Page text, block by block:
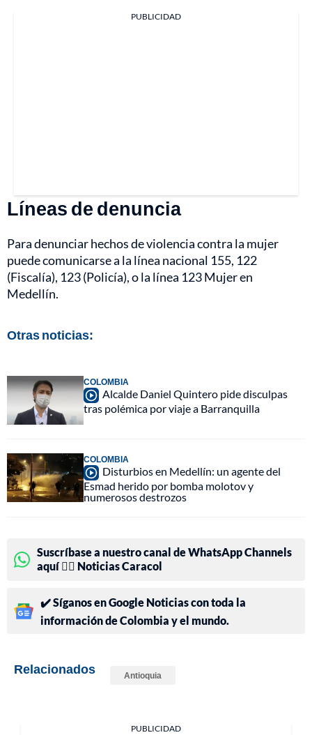
PUBLICIDAD
Líneas de denuncia
Para denunciar hechos de violencia contra la mujer
puede comunicarse a la línea nacional 155, 122
(Fiscalía), 123 (Policía), o la línea 123 Mujer en
Medellín.
Otras noticias:
COLOMBIA
Alcalde Daniel Quintero pide disculpas
tras polémica por viaje a Barranquilla
COLOMBIA
Disturbios en Medellín: un agente del
Esmad herido por bomba molotov y
numerosos destrozos
Suscríbase a nuestro canal de WhatsApp Channels
aquí 👉🏻 Noticias Caracol
✔️ Síganos en Google Noticias con toda la
información de Colombia y el mundo.
Relacionados Antioquia
PUBLICIDAD